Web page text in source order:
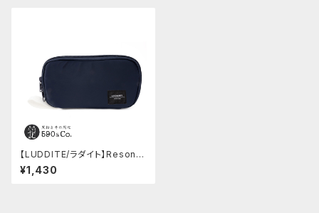
【LUDDITE/ラダイト】Resona
nce ラウンドジップペンケース
(ネイビー)
¥1,430